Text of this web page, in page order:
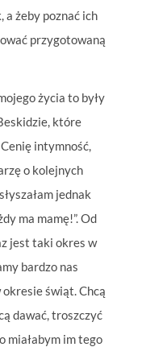
a żeby poznać ich
przygotowaną
życia to były
które
intymność,
o kolejnych
jednak
ma mamę!”. Od
jest taki okres w
bardzo nas
okresie świąt. Chcą
dawać, troszczyć
miałabym im tego